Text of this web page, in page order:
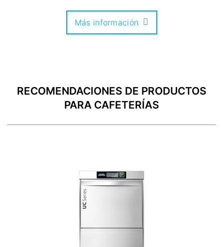
Más información
RECOMENDACIONES DE PRODUCTOS
PARA CAFETERÍAS